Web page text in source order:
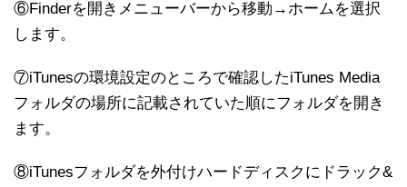
⑥Finderを開きメニューバーから移動→ホームを選択
します。
⑦iTunesの環境設定のところで確認したiTunes Media
フォルダの場所に記載されていた順にフォルダを開き
ます。
⑧iTunesフォルダを外付けハードディスクにドラック&